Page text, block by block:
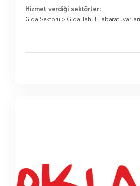
Hizmet verdiği sektörler:
Gıda Sektörü > Gıda Tahlil Labaratuvarları